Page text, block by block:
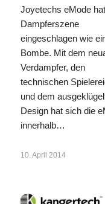
Joyetechs eMode
Dampferszene
eingeschlagen wie
Bombe. Mit dem
Verdampfer, den
technischen
und dem
Design hat sich die
innerhalb…
10. April 2014